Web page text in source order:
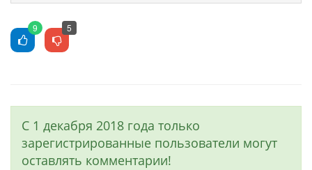
9 5
С 1 декабря 2018 года только
зарегистрированные пользователи могут
оставлять комментарии!